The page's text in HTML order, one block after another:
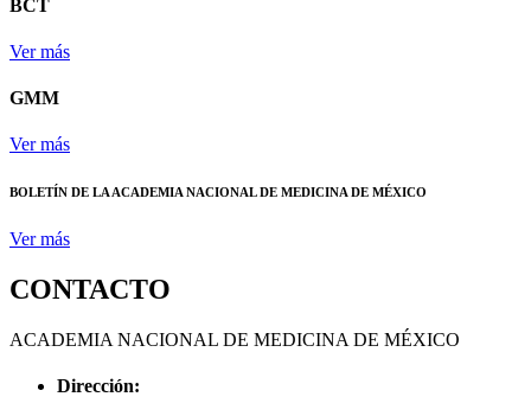
BCT
Ver más
GMM
Ver más
BOLETÍN DE LA ACADEMIA NACIONAL DE MEDICINA DE MÉXICO
Ver más
CONTACTO
ACADEMIA NACIONAL DE MEDICINA DE MÉXICO
Dirección: